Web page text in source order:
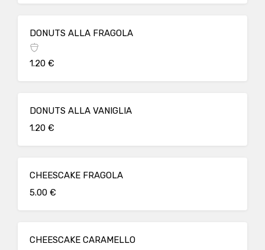
DONUTS ALLA FRAGOLA
1.20 €
DONUTS ALLA VANIGLIA
1.20 €
CHEESCAKE FRAGOLA
5.00 €
CHEESCAKE CARAMELLO